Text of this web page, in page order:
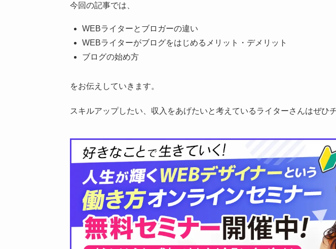
今回の記事では、
WEBライターとブロガーの違い
WEBライターがブログをはじめるメリット・デメリット
ブログの始め方
をお伝えしていきます。
スキルアップしたい、収入をあげたいと考えているライターさんはぜひ